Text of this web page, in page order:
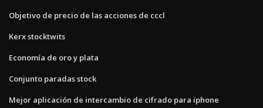
Objetivo de precio de las acciones de cccl
Kerx stocktwits
Economía de oro y plata
Conjunto paradas stock
Mejor aplicación de intercambio de cifrado para iphone